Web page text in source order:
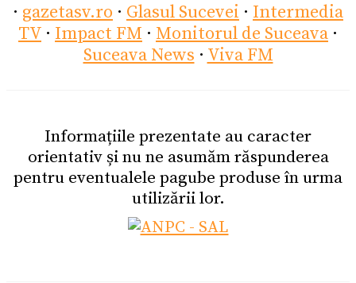
· gazetasv.ro · Glasul Sucevei · Intermedia
TV · Impact FM · Monitorul de Suceava ·
Suceava News · Viva FM
Informațiile prezentate au caracter
orientativ și nu ne asumăm răspunderea
pentru eventualele pagube produse în urma
utilizării lor.